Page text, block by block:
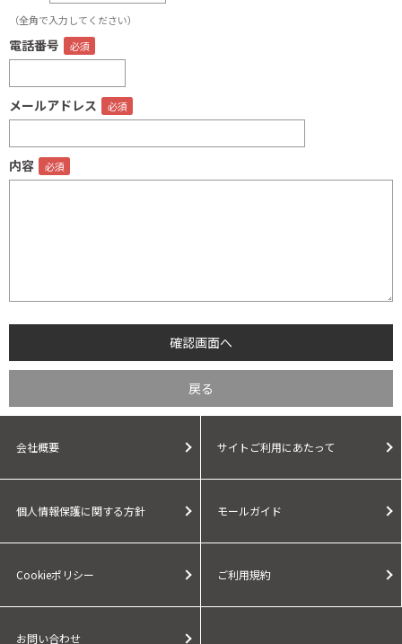
（全角で入力してください）
電話番号
メールアドレス
内容
会社概要 サイトご利用にあたって
個人情報保護に関する方針 モールガイド
Cookieポリシー ご利用規約
お問い合わせ